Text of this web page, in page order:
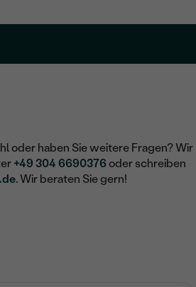
oder haben Sie weitere Fragen? Wir
+49 304 6690376 oder schreiben
. Wir beraten Sie gern!